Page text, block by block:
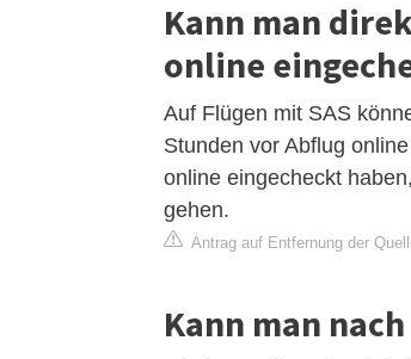
Kann man
online
Auf Flügen mit SAS
Stunden vor Abflug
online eingecheckt
gehen.
Antrag auf Entfernung der
Kann man